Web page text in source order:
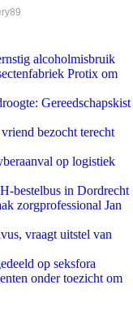
alcoholmisbruik
Protix om
Gereedschapskist
bezocht terecht
op logistiek
bestelbus in Dordrecht
zorgprofessional Jan
vraagt uitstel van
op seksfora
onder toezicht om